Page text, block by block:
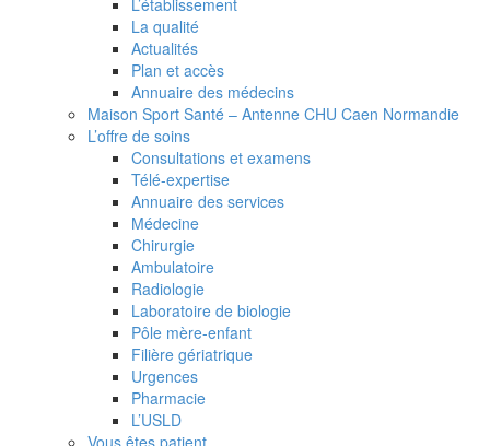
L’établissement
La qualité
Actualités
Plan et accès
Annuaire des médecins
Maison Sport Santé – Antenne CHU Caen Normandie
L’offre de soins
Consultations et examens
Télé-expertise
Annuaire des services
Médecine
Chirurgie
Ambulatoire
Radiologie
Laboratoire de biologie
Pôle mère-enfant
Filière gériatrique
Urgences
Pharmacie
L’USLD